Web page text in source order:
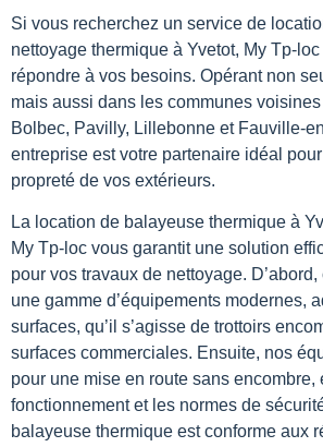
Si vous recherchez un service de
nettoyage thermique à Yvetot, My Tp-
répondre à vos besoins. Opérant non
mais aussi dans les communes
Bolbec, Pavilly, Lillebonne et Fauville-
entreprise est votre partenaire idéal
propreté de vos extérieurs.
La location de balayeuse thermique à
My Tp-loc vous garantit une solution
pour vos travaux de nettoyage.
une gamme d’équipements modernes,
surfaces, qu’il s’agisse de trottoirs
surfaces commerciales. Ensuite, nos
pour une mise en route sans encombre,
fonctionnement et les normes de
balayeuse thermique est conforme aux